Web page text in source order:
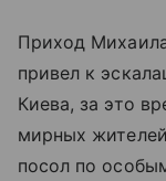
Приход
привел к
Киева, за это
мирных
посол по